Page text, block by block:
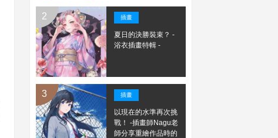
插畫
夏日的決勝裝束？ -
浴衣插畫特輯 -
插畫
以現在的水準再次挑
戰！ -插畫師Nagu老
師分享重繪作品時的